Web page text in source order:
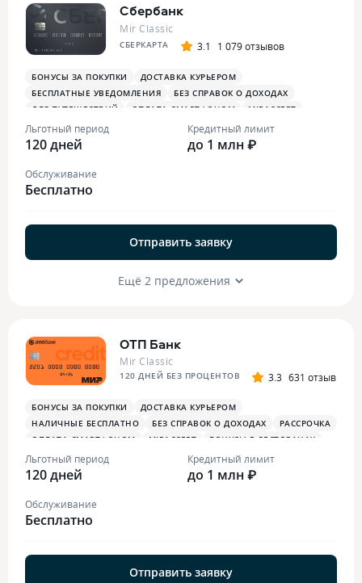
Сбербанк
Mir Classic
СБЕРКАРТА 3.1 1 079 отзывов
БОНУСЫ ЗА ПОКУПКИ
ДОСТАВКА КУРЬЕРОМ
БЕСПЛАТНЫЕ УВЕДОМЛЕНИЯ
БЕЗ СПРАВОК О ДОХОДАХ
ДЛЯ ПУТЕШЕСТВИЙ
ОПЛАТА СМАРТФОНОМ
MIRACCEPT
БОНУСЫ В СУПЕРМАРКЕТАХ
ПЛАТЕЖНЫЙ СТИКЕР
Льготный период
120 дней
Кредитный лимит
до 1 млн ₽
Обслуживание
Бесплатно
Отправить заявку
Ещё 2 предложения
ОТП Банк
Mir Classic
120 ДНЕЙ БЕЗ ПРОЦЕНТОВ 3.3 631 отзыв
БОНУСЫ ЗА ПОКУПКИ
ДОСТАВКА КУРЬЕРОМ
НАЛИЧНЫЕ БЕСПЛАТНО
БЕЗ СПРАВОК О ДОХОДАХ
РАССРОЧКА
ОПЛАТА СМАРТФОНОМ
MIRACCEPT БОНУСЫ В РЕСТОРАНАХ
Льготный период
120 дней
Кредитный лимит
до 1 млн ₽
Обслуживание
Бесплатно
Отправить заявку